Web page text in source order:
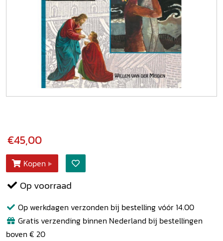
€45,00
Kopen
Op voorraad
Op werkdagen verzonden bij bestelling vóór 14.00
Gratis verzending binnen Nederland bij bestellingen
boven € 20